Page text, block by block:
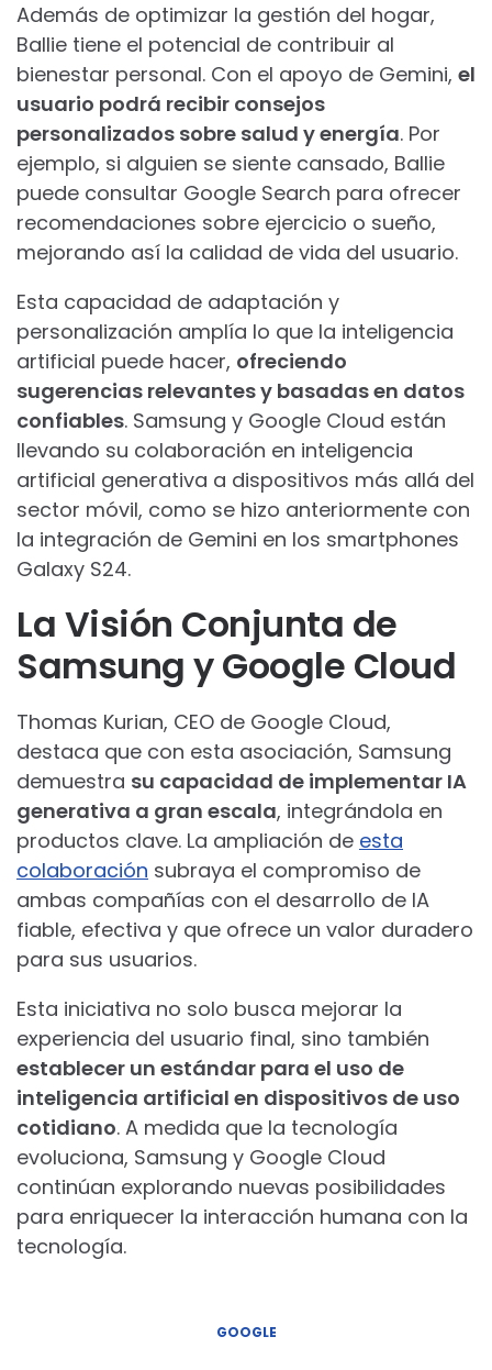
Además de optimizar la gestión del hogar,
Ballie tiene el potencial de contribuir al
bienestar personal. Con el apoyo de Gemini, el
usuario podrá recibir consejos
personalizados sobre salud y energía. Por
ejemplo, si alguien se siente cansado, Ballie
puede consultar Google Search para ofrecer
recomendaciones sobre ejercicio o sueño,
mejorando así la calidad de vida del usuario.
Esta capacidad de adaptación y
personalización amplía lo que la inteligencia
artificial puede hacer, ofreciendo
sugerencias relevantes y basadas en datos
confiables. Samsung y Google Cloud están
llevando su colaboración en inteligencia
artificial generativa a dispositivos más allá del
sector móvil, como se hizo anteriormente con
la integración de Gemini en los smartphones
Galaxy S24.
La Visión Conjunta de
Samsung y Google Cloud
Thomas Kurian, CEO de Google Cloud,
destaca que con esta asociación, Samsung
demuestra su capacidad de implementar IA
generativa a gran escala, integrándola en
productos clave. La ampliación de esta
colaboración subraya el compromiso de
ambas compañías con el desarrollo de IA
fiable, efectiva y que ofrece un valor duradero
para sus usuarios.
Esta iniciativa no solo busca mejorar la
experiencia del usuario final, sino también
establecer un estándar para el uso de
inteligencia artificial en dispositivos de uso
cotidiano. A medida que la tecnología
evoluciona, Samsung y Google Cloud
continúan explorando nuevas posibilidades
para enriquecer la interacción humana con la
tecnología.
GOOGLE